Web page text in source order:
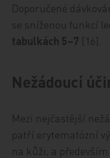
Doporučené
se sníženou funkcí
tabulkách 5–7 [16].
Nežádoucí
Mezi nejčastější
patří erytematózní
na kůži, a